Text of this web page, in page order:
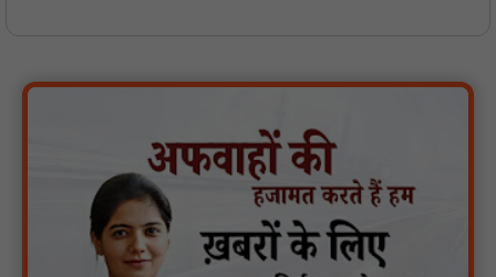
मगरौनी पुलिस की बड़ी कार्रवाई लंबे समय से फरार एक स्थाई वारंटी सहित दो
वारंटी गिरफ्तार : NN81